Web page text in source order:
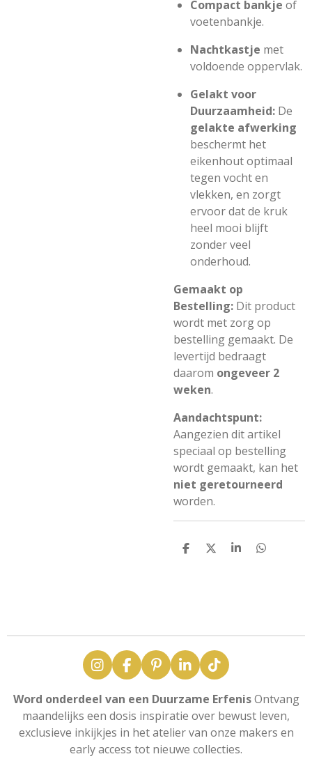
Compact bankje of
voetenbankje.
Nachtkastje met
voldoende oppervlak.
Gelakt voor
Duurzaamheid: De
gelakte afwerking
beschermt het
eikenhout optimaal
tegen vocht en
vlekken, en zorgt
ervoor dat de kruk
heel mooi blijft
zonder veel
onderhoud.
Gemaakt op
Bestelling: Dit product
wordt met zorg op
bestelling gemaakt. De
levertijd bedraagt
daarom ongeveer 2
weken.
Aandachtspunt:
Aangezien dit artikel
speciaal op bestelling
wordt gemaakt, kan het
niet geretourneerd
worden.
D
D
S
D
I
n
s
a
g
r
F
a
c
e
b
o
o
P
i
n
e
r
e
L
i
n
e
d
I
T
i
k
T
o
k
Word onderdeel van een Duurzame ErfenisOntvang
maandelijks een dosis inspiratie over bewust leven,
exclusieve inkijkjes in het atelier van onze makers en
early access tot nieuwe collecties.